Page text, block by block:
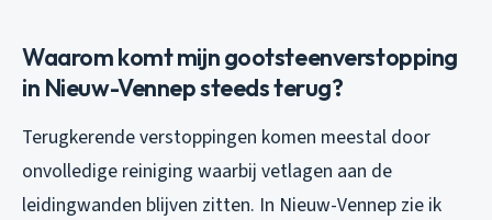
Waarom komt mijn gootsteenverstopping
in Nieuw-Vennep steeds terug?
Terugkerende verstoppingen komen meestal door
onvolledige reiniging waarbij vetlagen aan de
leidingwanden blijven zitten. In Nieuw-Vennep zie ik